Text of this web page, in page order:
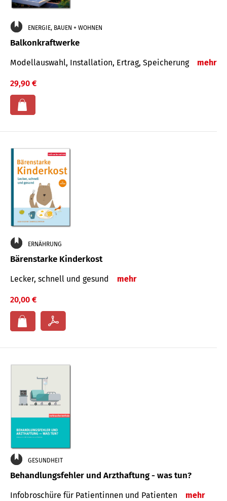
ENERGIE, BAUEN + WOHNEN
Balkonkraftwerke
Modellauswahl, Installation, Ertrag, Speicherung mehr
29,90 €
ERNÄHRUNG
Bärenstarke Kinderkost
Lecker, schnell und gesund mehr
20,00 €
GESUNDHEIT
Behandlungsfehler und Arzthaftung - was tun?
Infobroschüre für Patientinnen und Patienten mehr